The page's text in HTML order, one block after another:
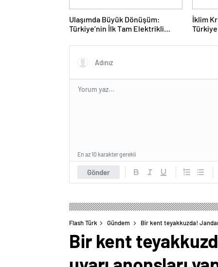
Ulaşımda Büyük Dönüşüm:
Türkiye’nin İlk Tam Elektrikli
İklim
Gönder
En az 10 karakter gerekli
Flash Türk Gündem Bir kent teyakkuzda!
Bir kent